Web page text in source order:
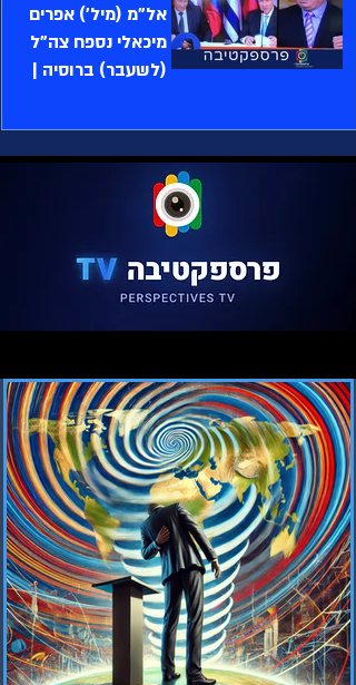
אל"מ (מיל') אפרים
מיכאלי נספח צה"ל
(לשעבר) ברוסיה |